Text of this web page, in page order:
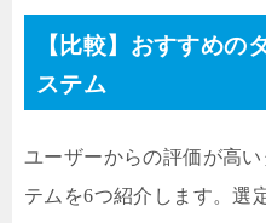
【比較】おすすめの
ステム
ユーザーからの評価が高
テムを6つ紹介します。選